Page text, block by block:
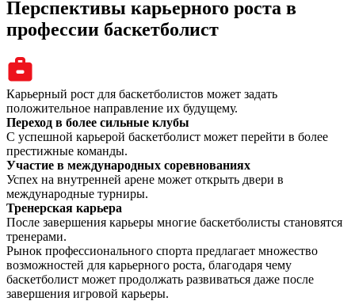
Перспективы карьерного роста в
профессии баскетболист
Карьерный рост для баскетболистов может задать
положительное направление их будущему.
Переход в более сильные клубы
С успешной карьерой баскетболист может перейти в более
престижные команды.
Участие в международных соревнованиях
Успех на внутренней арене может открыть двери в
международные турниры.
Тренерская карьера
После завершения карьеры многие баскетболисты становятся
тренерами.
Рынок профессионального спорта предлагает множество
возможностей для карьерного роста, благодаря чему
баскетболист может продолжать развиваться даже после
завершения игровой карьеры.